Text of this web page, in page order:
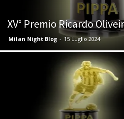
XV° Premio Ricardo
Milan Night Blog - 15 Luglio 2024